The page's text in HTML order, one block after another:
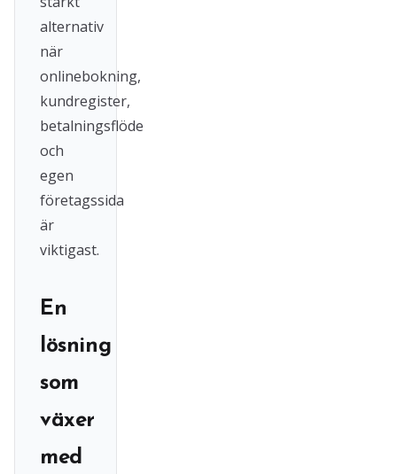
alternativ
när
onlinebokning,
kundregister,
betalningsflöde
och
egen
företagssida
är
viktigast.
En
lösning
som
växer
med